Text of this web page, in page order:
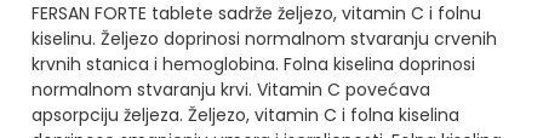
FERSAN FORTE tablete sadrže željezo, vitamin C i folnu
kiselinu. Željezo doprinosi normalnom stvaranju crvenih
krvnih stanica i hemoglobina. Folna kiselina doprinosi
normalnom stvaranju krvi. Vitamin C povećava
apsorpciju željeza. Željezo, vitamin C i folna kiselina